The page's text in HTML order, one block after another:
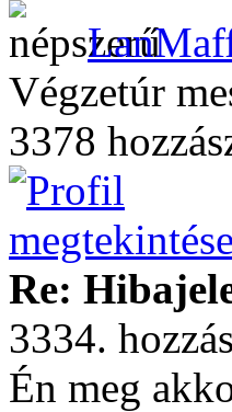
Végzetúr
3378
Re:
3334.
Én meg